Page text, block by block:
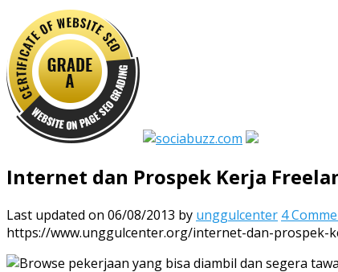
Internet dan Prospek Kerja
Last updated on 06/08/2013 by unggulcenter 4
https://www.unggulcenter.org/internet-dan-prospek-